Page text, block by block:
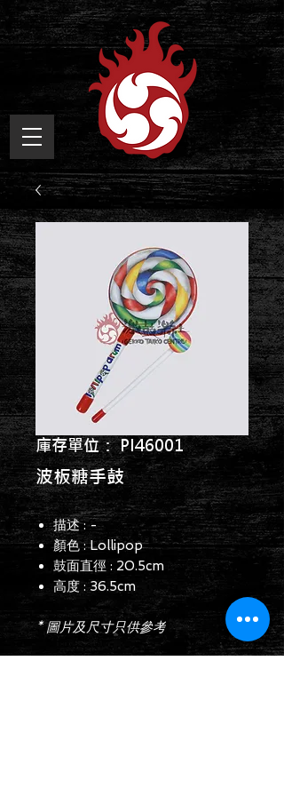
庫存單位： PI46001
波板糖手鼓
描述 : -
顏色 : Lollipop
鼓面直徑 : 20.5cm
高度 : 36.5cm
* 圖片及尺寸只供參考